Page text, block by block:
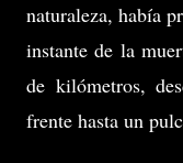
naturaleza, había
instante de la
de kilómetros,
frente hasta un